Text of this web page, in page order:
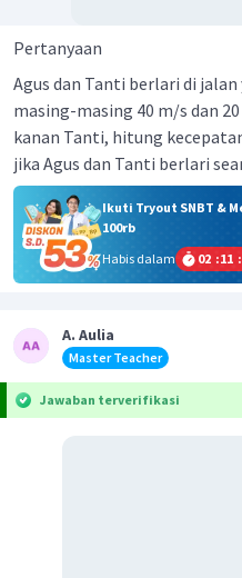
Pertanyaan
Agus dan Tanti berlari di
masing-masing 40 m/s dan
kanan Tanti, hitung
jika Agus dan Tanti berlari
Ikuti Tryout SNBT &
100rb
Habis dalam
02 :11 :
A. Aulia
Master Teacher
Jawaban terverifikasi